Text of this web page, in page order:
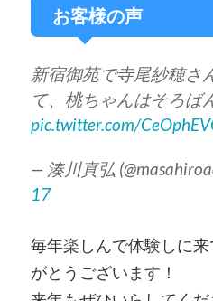
お客様の声
新宿御苑で寺尾紗穂さ
て、桃ちゃんはそろば
pic.twitter.com/
— 湊川真弘
17
毎年楽しんで体験しに
がとうございます！